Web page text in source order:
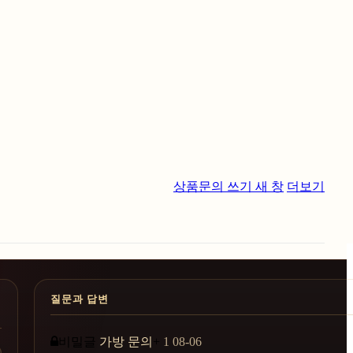
상품문의 쓰기 새 창 더보기
질문과 답변
비밀글 가방 문의 + 1 08-06